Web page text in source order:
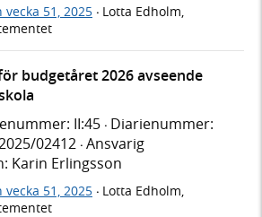
51, 2025 · Lotta Edholm,
budgetåret 2026 avseende
II:45 · Diarienummer:
02412 · Ansvarig
Karin Erlingsson
51, 2025 · Lotta Edholm,